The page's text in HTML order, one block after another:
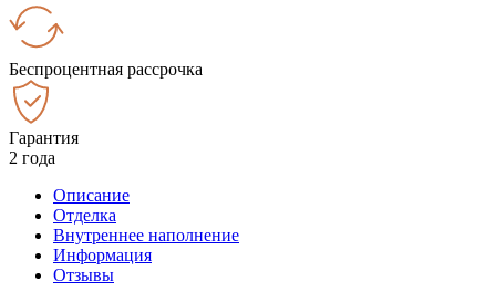
Беспроцентная рассрочка
Гарантия
2 года
Описание
Отделка
Внутреннее наполнение
Информация
Отзывы